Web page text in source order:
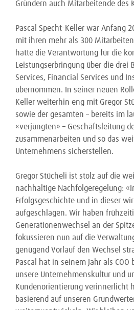
Gründern auch Mitarbeitende des
Pascal Specht-Keller war Anfang
mit ihren mehr als 300
hatte die Verantwortung für die
Leistungserbringung über die drei
Services, Financial Services und
übernommen. In seiner neuen
Keller weiterhin eng mit Gregor
sowie der gesamten – bereits im
«verjüngten» – Geschäftsleitung
zusammenarbeiten und so das
Unternehmens sicherstellen.
Gregor Stücheli ist stolz auf die
nachhaltige Nachfolgeregelung:
Erfolgsgeschichte und in dieser
aufgeschlagen. Wir haben
Generationenwechsel an der
fokussieren nun auf die
genügend Vorlauf den Wechsel
Pascal hat in seinem Jahr als COO
unsere Unternehmenskultur und
Kundenorientierung verinnerlicht
basierend auf unseren